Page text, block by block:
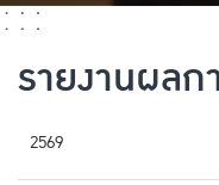
รายงานผลก
2569